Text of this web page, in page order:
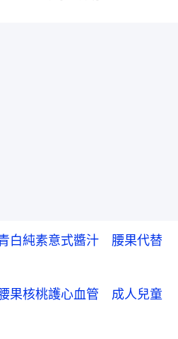
白純素意式醬汁 腰果代替
果核桃護心血管 成人兒童